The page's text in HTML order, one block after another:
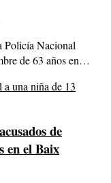
Policía Nacional
de 63 años en…
de
en el Baix